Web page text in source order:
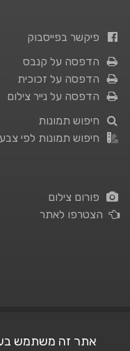
פיקשר בפייסבוק
הדפסה על קנבס
הדפסה על זכוכית
הדפסה על נייר צילום
חיפוש תמונות
חיפוש תמונות לפי צבע
פורום צילום
הצטרפו לאתר